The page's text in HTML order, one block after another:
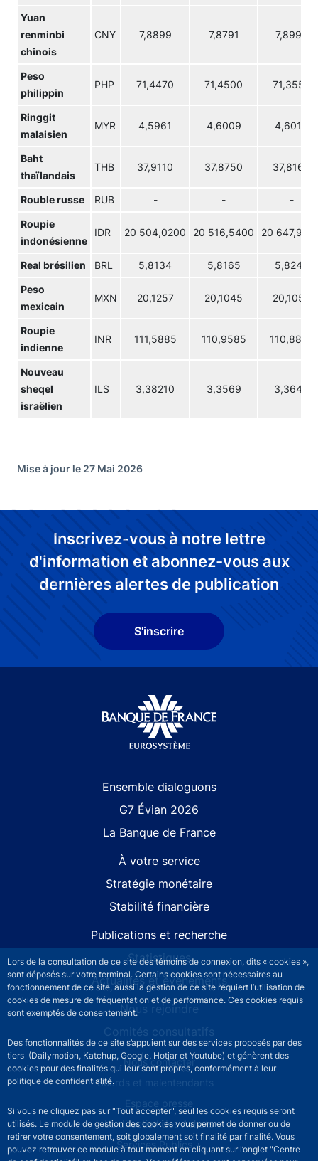
Lors de la consultation de ce site des témoins de connexion, dits « cookies »,
sont déposés sur votre terminal. Certains cookies sont nécessaires au
fonctionnement de ce site, aussi la gestion de ce site requiert l’utilisation de
cookies de mesure de fréquentation et de performance. Ces cookies requis
sont exemptés de consentement.
Des fonctionnalités de ce site s’appuient sur des services proposés par des
tiers (Dailymotion, Katchup, Google, Hotjar et Youtube) et génèrent des
cookies pour des finalités qui leur sont propres, conformément à leur
politique de confidentialité.
Si vous ne cliquez pas sur "Tout accepter", seul les cookies requis seront
utilisés. Le module de gestion des cookies vous permet de donner ou de
retirer votre consentement, soit globalement soit finalité par finalité. Vous
pouvez retrouver ce module à tout moment en cliquant sur l’onglet "Centre
Yuan
renminbi
chinois
CNY 7,8899 7,8791 7,8990
Peso
philippin
PHP 71,4470 71,4500 71,3550
Ringgit
malaisien
MYR 4,5961 4,6009 4,6019
Baht
thaïlandais
THB 37,9110 37,8750 37,8160
Rouble russe RUB - - -
Roupie
indonésienne
IDR 20 504,0200 20 516,5400 20
Real brésilien BRL 5,8134 5,8165 5,8245
Peso
mexicain
MXN 20,1257 20,1045 20,1052
Roupie
indienne
INR 111,5885 110,9585 110,8870
Nouveau
sheqel
israëlien
ILS 3,38210 3,3569 3,3646
Mise à jour le 27 Mai 2026
Inscrivez-vous à notre lettre
d'information et abonnez-vous aux
dernières alertes de publication
S'inscrire
Ensemble dialoguons
G7 Évian 2026
La Banque de France
À votre service
Stratégie monétaire
Stabilité financière
Publications et recherche
Statistiques
Actualités et événements
Nous rejoindre
Comités consultatifs
Footer secondary menuNous contacter
Sourds et malentendants
Espace presse
La direction des Achats
Services Publics +